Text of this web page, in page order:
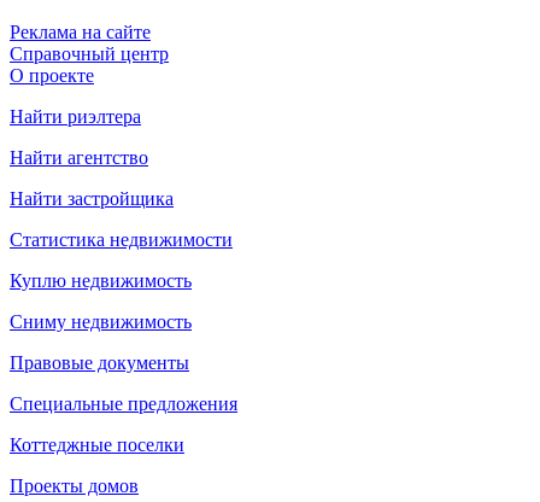
Реклама на сайте
Справочный центр
О проекте
Найти риэлтера
Найти агентство
Найти застройщика
Статистика недвижимости
Куплю недвижимость
Сниму недвижимость
Правовые документы
Специальные предложения
Коттеджные поселки
Проекты домов